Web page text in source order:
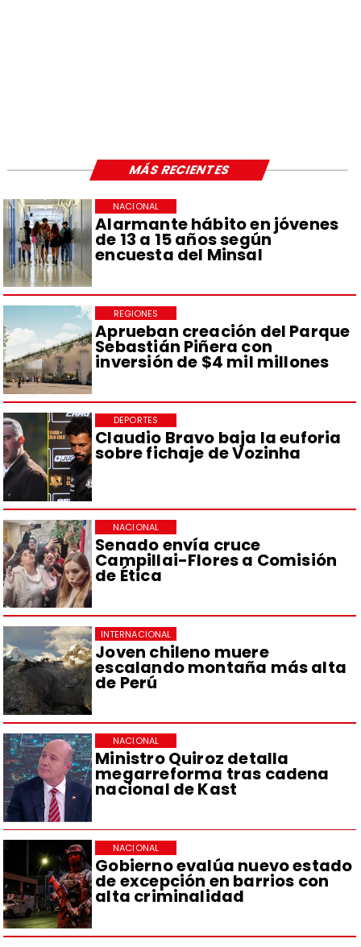
Alarmante hábito en jóvenes
de 13 a 15 años según
encuesta del Minsal
NACIONAL
Aprueban creación del Parque
Sebastián Piñera con
inversión de $4 mil millones
REGIONES
Claudio Bravo baja la euforia
sobre fichaje de Vozinha
DEPORTES
Senado envía cruce
Campillai-Flores a Comisión
de Ética
NACIONAL
Joven chileno muere
escalando montaña más alta
de Perú
INTERNACIONAL
Ministro Quiroz detalla
megarreforma tras cadena
nacional de Kast
NACIONAL
Gobierno evalúa nuevo estado
de excepción en barrios con
alta criminalidad
NACIONAL
MÁS RECIENTES